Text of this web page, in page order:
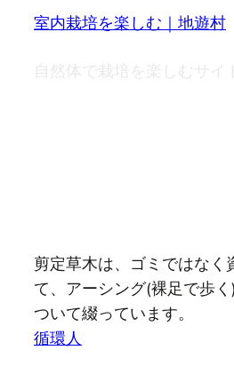
室内栽培を楽しむ｜地遊村
自然体で栽培を楽しむサイ
剪定草木は、ゴミではな
て、アーシング(裸足で歩
ついて綴っています。
循環人